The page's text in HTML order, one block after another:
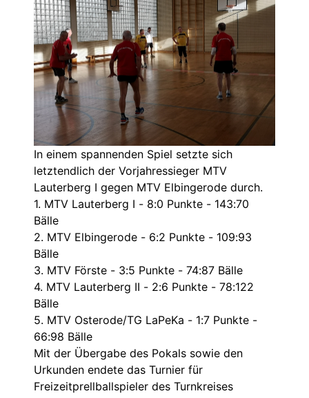
In einem spannenden Spiel setzte sich
letztendlich der Vorjahressieger MTV
Lauterberg I gegen MTV Elbingerode durch.
1. MTV Lauterberg I - 8:0 Punkte - 143:70
Bälle
2. MTV Elbingerode - 6:2 Punkte - 109:93
Bälle
3. MTV Förste - 3:5 Punkte - 74:87 Bälle
4. MTV Lauterberg II - 2:6 Punkte - 78:122
Bälle
5. MTV Osterode/TG LaPeKa - 1:7 Punkte -
66:98 Bälle
Mit der Übergabe des Pokals sowie den
Urkunden endete das Turnier für
Freizeitprellballspieler des Turnkreises